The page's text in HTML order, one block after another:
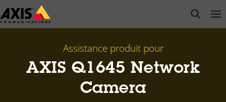
Passer
au
open
Assistance produit pour
AXIS Q1645 Network
Camera